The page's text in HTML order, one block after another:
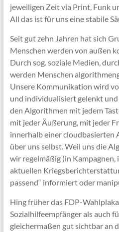
jeweiligen Zeit via Print, Funk
All das ist für uns eine stabile
Seit gut zehn Jahren hat sich
Menschen werden von außen
Durch sog. soziale Medien,
werden Menschen
Unsere Kommunikation wird
und individualisiert gelenkt
den Algorithmen mit jedem
mit jeder Äußerung, mit jeder
innerhalb einer cloudbasierten
über uns selbst. Weil uns die
wir regelmäßig (in Kampagnen,
aktuellen
passend“ informiert oder
Hing früher das FDP-
Sozialhilfeempfänger als auch
gleichermaßen gut sichtbar an